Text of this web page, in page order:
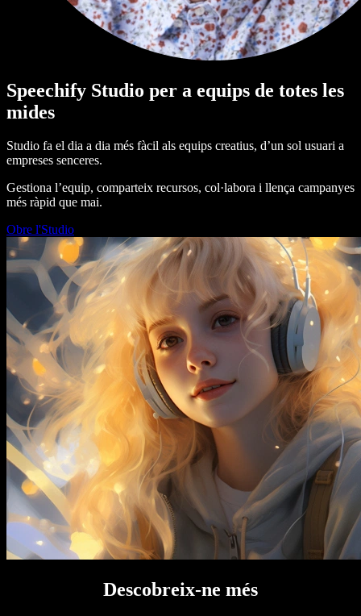
Speechify Studio per a equips de totes les
mides
Studio fa el dia a dia més fàcil als equips creatius, d’un sol usuari a
empreses senceres.
Gestiona l’equip, comparteix recursos, col·labora i llença campanyes
més ràpid que mai.
Obre l'Studio
Descobreix-ne més